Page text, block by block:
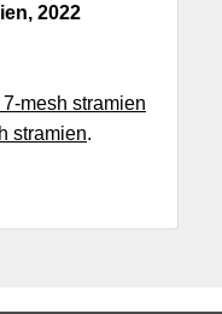
2022
mesh stramien
stramien.